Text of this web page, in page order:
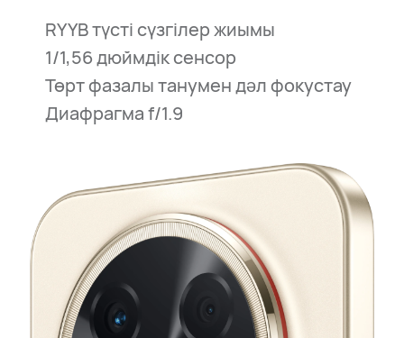
RYYB түсті сүзгілер жиымы
1/1,56 дюймдік сенсор
Төрт фазалы танумен дәл фокустау
Диафрагма f/1.9